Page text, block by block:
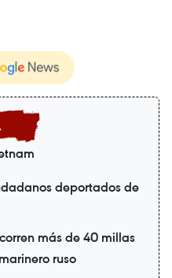
deportados de
más de 40 millas
ruso